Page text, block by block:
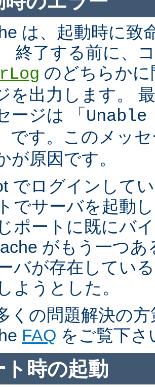
は、起動時に致
終了する前に、
のどちらか
を出力します。
ージは 「
です。このメッ
が原因です。
でログインして
でサーバを起動
ポートに既にバ
がもう一つ
バが存在してい
ようとした。
くの問題解決の
FAQ をご覧下さ
ト時の起動